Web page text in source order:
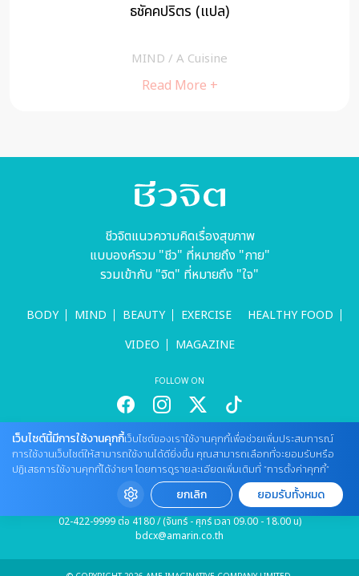
ธชัคคปริตร (แปล)
MIND / A Cuisine
Read More +
ชีวจิตแนวความคิดเรื่องสุขภาพ
แบบองค์รวม "ชีว" ที่หมายถึง "กาย"
รวมเข้ากับ "จิต" ที่หมายถึง "ใจ"
BODY MIND BEAUTY EXERCISE
HEALTHY FOOD
VIDEO
MAGAZINE
FOLLOW ON
สนใจลงโฆษณากับเว็บไซต์
Tel : 085 661 4629 / (จันทร์ - ศุกร์ เวลา 09.00 - 18.00 น)
cheewajitmedia@gmail.com
ติดต่อแจ้งปัญหาหรือร้องเรียน
02-422-9999 ต่อ 4180 / (จันทร์ - ศุกร์ เวลา 09.00 - 18.00 น)
bdcx@amarin.co.th
เว็บไซต์นี้มีการใช้งานคุกกี้เว็บไซต์ของเราใช้งานคุกกี้เพื่อช่วยเพิ่มประสบการณ์
การใช้งานเว็บไซต์ให้สามารถใช้งานได้ดียิ่งขึ้น คุณสามารถเลือกที่จะยอมรับหรือ
ปฏิเสธการใช้งานคุกกี้ได้ง่ายๆ โดยการดูรายละเอียดเพิ่มเติมที่ “การตั้งค่าคุกกี้”
ยกเลิก ยอมรับทั้งหมด